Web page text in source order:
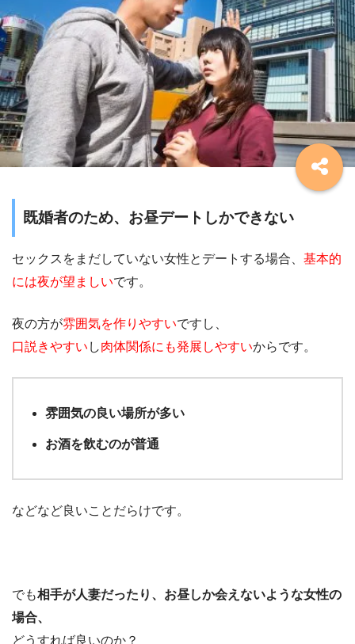
既婚者のため、お昼デートしかできない
セックスをまだしていない女性とデートする場合、 基本的
には夜が望ましいです。
夜の方が雰囲気を作りやすいですし、
口説きやすい し肉体関係にも発展しやすいからです。
雰囲気の良い場所が多い
お酒を飲むのが普通
などなど良いことだらけです。
でも相手が人妻だったり、お昼しか会えないような女性の
場合、
どうすれば良いのか？